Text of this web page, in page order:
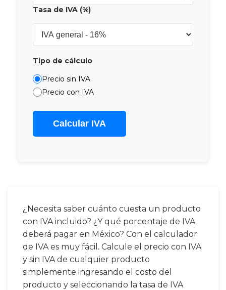
Tasa de IVA (%)
Tipo de cálculo
Precio sin IVA
Precio con IVA
Calcular IVA
¿Necesita saber cuánto cuesta un producto
con IVA incluido? ¿Y qué porcentaje de IVA
deberá pagar en México? Con el calculador
de IVA es muy fácil. Calcule el precio con IVA
y sin IVA de cualquier producto
simplemente ingresando el costo del
producto y seleccionando la tasa de IVA